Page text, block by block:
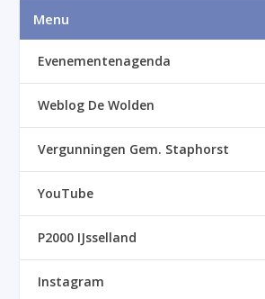
Menu
Evenementenagenda
Weblog De Wolden
Vergunningen Gem. Staphorst
YouTube
P2000 IJsselland
Instagram